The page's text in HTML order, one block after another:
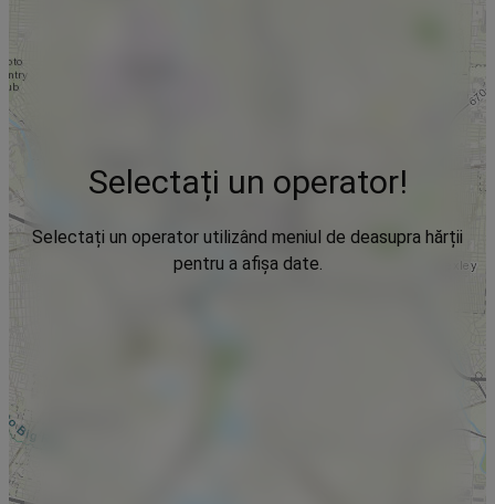
Selectați un operator!
Selectați un operator utilizând meniul de deasupra hărții
pentru a afișa date.